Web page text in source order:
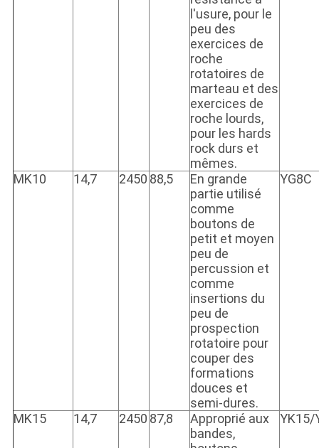
l'usure, pour le
peu des
exercices de
roche
rotatoires de
marteau et des
exercices de
roche lourds,
pour les hards
rock durs et
mêmes.
MK10
14,7 2450 88,5
En grande
partie utilisé
comme
boutons de
petit et moyen
peu de
percussion et
comme
insertions du
peu de
prospection
rotatoire pour
couper des
formations
douces et
semi-dures.
YG8C
MK15 14,7 2450 87,8
Approprié aux
bandes,
YK15/